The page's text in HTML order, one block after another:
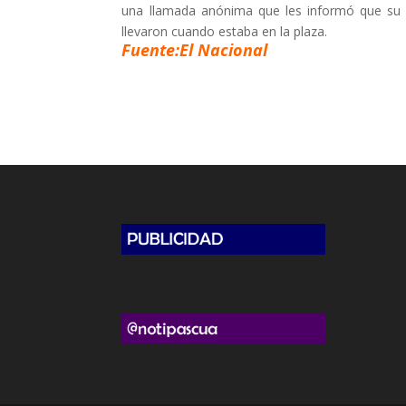
una llamada anónima que les informó que
llevaron cuando estaba en la plaza.
Fuente:El Nacional